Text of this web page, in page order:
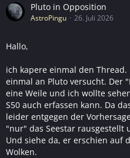
Pluto in Opposition
AstroPingu 26. Juli 2026
Hallo,
ich kapere einmal den
einmal an Pluto versucht. Der
eine Weile und ich wollte
S50 auch erfassen kann. Da
leider entgegen der
"nur" das Seestar rausgestellt
Und siehe da, er erschien auf
Wolken.